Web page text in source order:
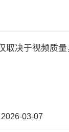
决于视频质
2026-03-07